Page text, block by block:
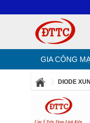
GIA CÔNG
DIODE